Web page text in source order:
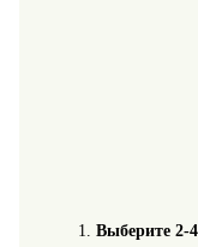
Выберите 2-